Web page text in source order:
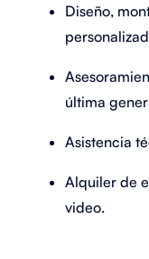
Diseño,
última
Asistencia
Alquiler de
video.